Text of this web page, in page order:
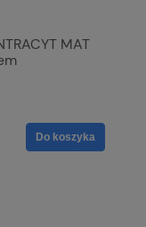
MAT
Do koszyka